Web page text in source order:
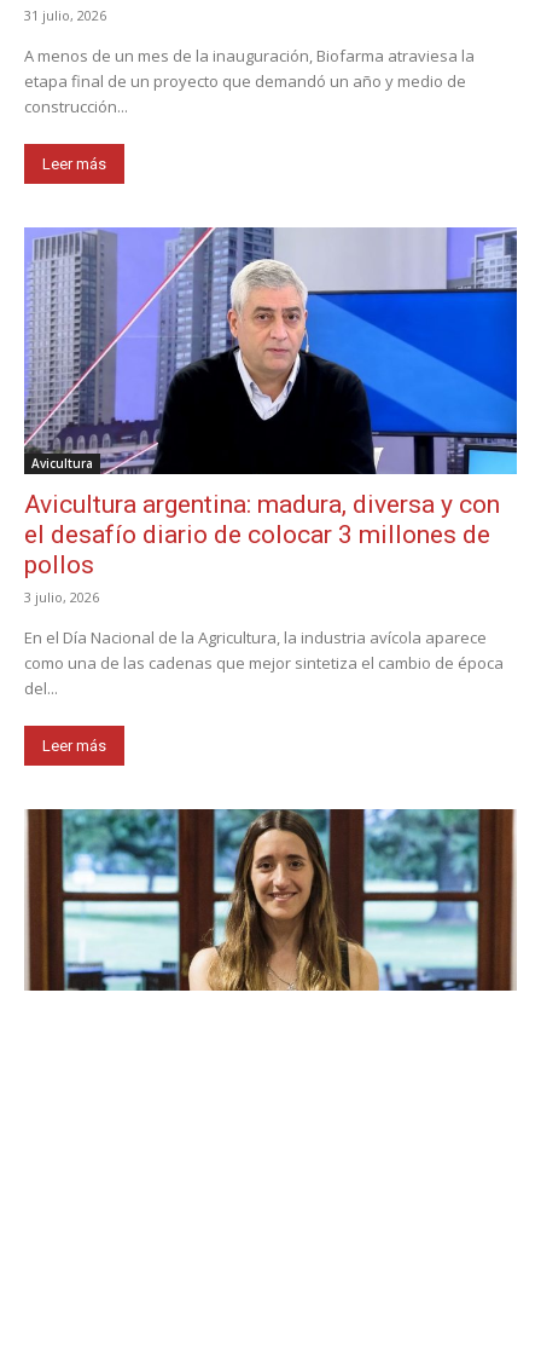
31 julio, 2026
A menos de un mes de la inauguración, Biofarma atraviesa la
etapa final de un proyecto que demandó un año y medio de
construcción...
Leer más
Avicultura
Avicultura argentina: madura, diversa y con
el desafío diario de colocar 3 millones de
pollos
3 julio, 2026
En el Día Nacional de la Agricultura, la industria avícola aparece
como una de las cadenas que mejor sintetiza el cambio de época
del...
Leer más